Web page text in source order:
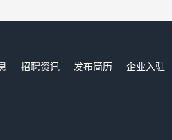
招聘资讯 发布简历 企业入驻